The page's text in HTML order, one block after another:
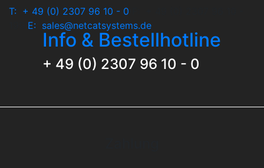
T: + 49 (0) 2307 96 10 - 0
E: sales@netcatsystems.de
Info & Bestellhotline
+ 49 (0) 2307 96 10 - 0